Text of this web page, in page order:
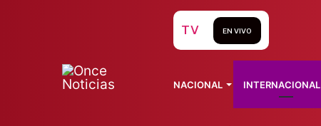
TV EN VIVO
NACIONAL INTERNACIONAL